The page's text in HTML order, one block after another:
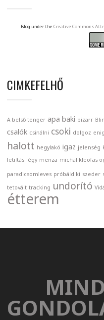
Blog under the Creative Commons
CIMKEFELHŐ
A belső tenger apa baki bizarr
csalók csinálni csoki dolgoz
halott hegylakó igaz jelenség
letiltás légy menza michal kleofas
paradicsomleves próbáld ki szeder
tetovált tracking undorító
étterem